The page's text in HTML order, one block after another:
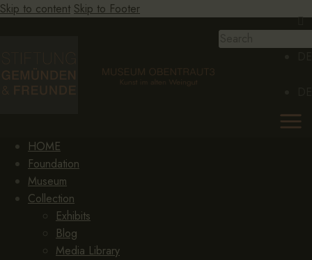
Skip to content Skip to Footer
HOME
Foundation
Museum
Collection
Exhibits
Blog
Media Library